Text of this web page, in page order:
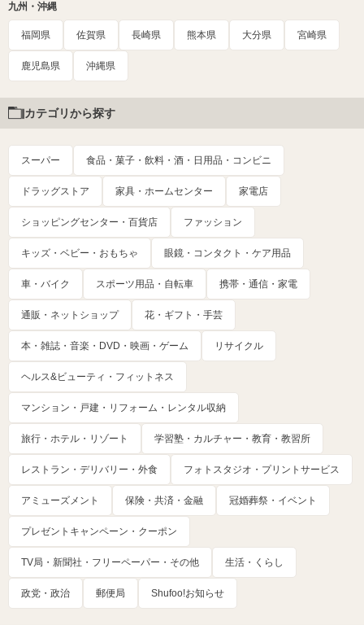
九州・沖縄
福岡県 佐賀県 長崎県 熊本県 大分県 宮崎県
鹿児島県 沖縄県
カテゴリから探す
スーパー 食品・菓子・飲料・酒・日用品・コンビニ
ドラッグストア 家具・ホームセンター 家電店
ショッピングセンター・百貨店 ファッション
キッズ・ベビー・おもちゃ 眼鏡・コンタクト・ケア用品
車・バイク スポーツ用品・自転車 携帯・通信・家電
通販・ネットショップ 花・ギフト・手芸
本・雑誌・音楽・DVD・映画・ゲーム リサイクル
ヘルス&ビューティ・フィットネス
マンション・戸建・リフォーム・レンタル収納
旅行・ホテル・リゾート 学習塾・カルチャー・教育・教習所
レストラン・デリバリー・外食 フォトスタジオ・プリントサービス
アミューズメント 保険・共済・金融 冠婚葬祭・イベント
プレゼントキャンペーン・クーポン
TV局・新聞社・フリーペーパー・その他 生活・くらし
政党・政治 郵便局 Shufoo!お知らせ